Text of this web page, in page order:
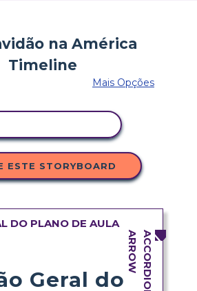
Mais Opções
ESTE STORYBOARD
DO PLANO DE AULA
Geral do